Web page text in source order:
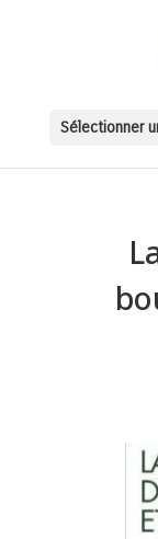
Sélectionner